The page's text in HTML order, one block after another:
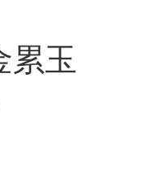
累玉